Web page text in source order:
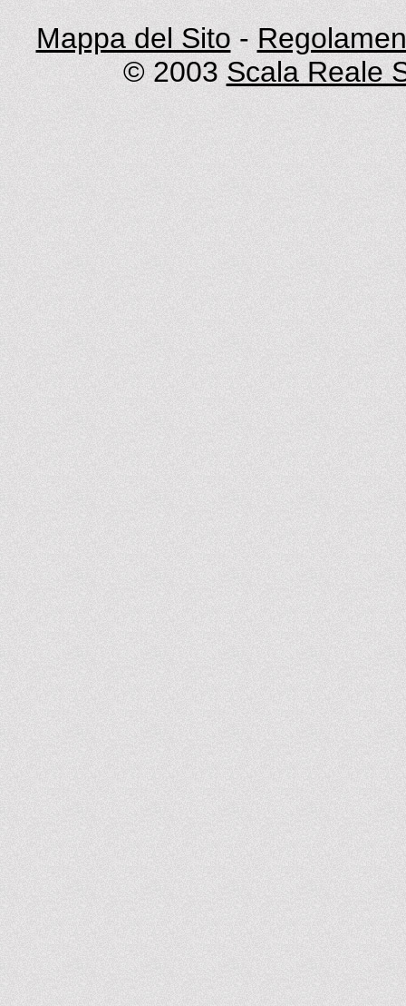
Mappa del Sito -
© 2003 Scala Reale